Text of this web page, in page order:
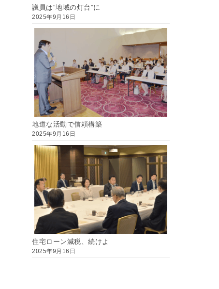
議員は“地域の灯台”に
2025年9月16日
地道な活動で信頼構築
2025年9月16日
住宅ローン減税、続けよ
2025年9月16日